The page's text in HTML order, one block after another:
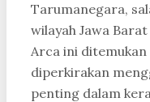
Tarumanegara,
wilayah Jawa
Arca ini
diperkirakan
penting dalam